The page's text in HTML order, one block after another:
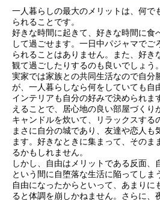
一人暮らしの最大のメリットは、何で
られることです。
好きな時間に起きて、好きな時間に食
して過ごせます。一日中パジャマでご
られることはありません。また、好き
観て過ごしたりするのも良いでしょう。
実家では家族との共同生活なので自分
が、一人暮らしなら何をしていても自
インテリアも自分の好みで決められま
えることで、居心地の良い部屋づくり
キャンドルを炊いて、リラックスする
まさに自分の城であり、友達や恋人も
ます。好きなときに集まって、そのま
るかもしれません。
しかし、自由はメリットである反面、
という間に自堕落な生活に陥ってしま
自由になったからといって、あまりに
ると体調を崩しかねません。さらに、